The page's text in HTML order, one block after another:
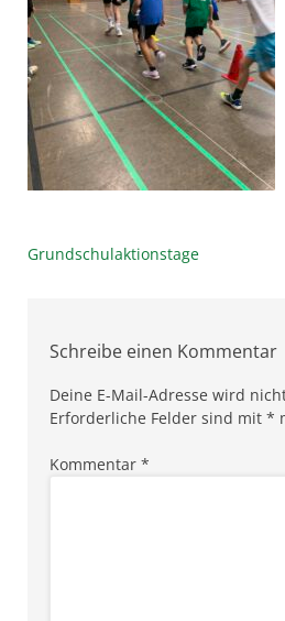
Beitragsnavigation
Grundschulaktionstage
Schreibe einen Kommentar
Deine E-Mail-Adresse wird
Erforderliche Felder sind mit *
Kommentar *